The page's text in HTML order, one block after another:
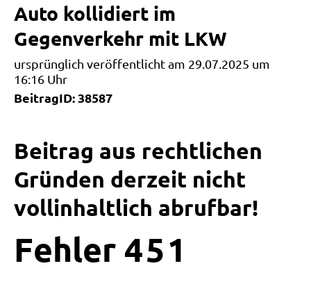
Auto kollidiert im
Gegenverkehr mit LKW
ursprünglich veröffentlicht am 29.07.2025 um
16:16 Uhr
BeitragID: 38587
Beitrag aus rechtlichen
Gründen derzeit nicht
vollinhaltlich abrufbar!
Fehler 4 5 1